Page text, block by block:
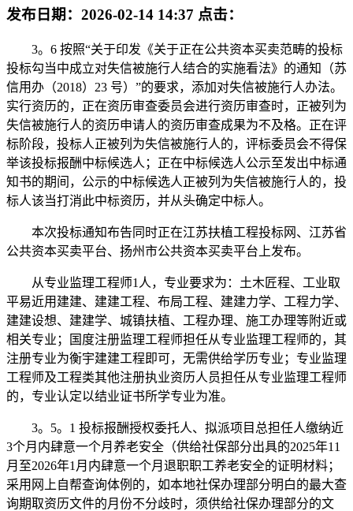
发布日期： 2026-02-14 14:37 点击：
3。6 按照“关于印发《关于正在公共资本买卖范畴的投标
投标勾当中成立对失信被施行人结合的实施看法》的通知（苏
信用办（2018）23 号）”的要求，添加对失信被施行人办法。
实行资历的，正在资历审查委员会进行资历审查时，正被列为
失信被施行人的资历申请人的资历审查成果为不及格。正在评
标阶段，投标人正被列为失信被施行人的，评标委员会不得保
举该投标报酬中标候选人；正在中标候选人公示至发出中标通
知书的期间，公示的中标候选人正被列为失信被施行人的，投
标人该当打消此中标资历，并从头确定中标人。
本次投标通知布告同时正在江苏扶植工程投标网、江苏省
公共资本买卖平台、扬州市公共资本买卖平台上发布。
从专业监理工程师1人，专业要求为：土木匠程、工业取
平易近用建建、建建工程、布局工程、建建力学、工程力学、
建建设想、建建学、城镇扶植、工程办理、施工办理等附近或
相关专业；国度注册监理工程师担任从专业监理工程师的，其
注册专业为衡宇建建工程即可，无需供给学历专业；专业监理
工程师及工程类其他注册执业资历人员担任从专业监理工程师
的，专业认定以结业证书所学专业为准。
3。5。1 投标报酬授权委托人、拟派项目总担任人缴纳近
3个月内肆意一个月养老安全（供给社保部分出具的2025年11
月至2026年1月内肆意一个月退职职工养老安全的证明材料；
采用网上自帮查询体例的，如本地社保办理部分明白的最大查
询期取资历文件的月份不分歧时，须供给社保办理部分的文